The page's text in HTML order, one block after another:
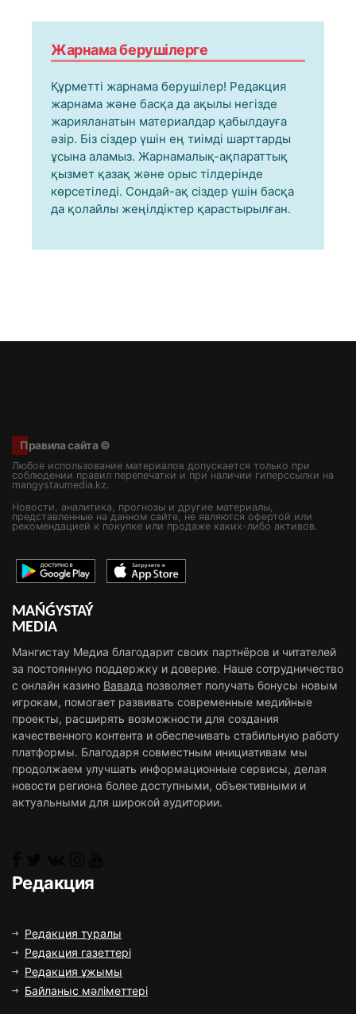
Жарнама берушілерге
Құрметті жарнама берушілер! Редакция
жарнама және басқа да ақылы негізде
жарияланатын материалдар қабылдауға
әзір. Біз сіздер үшін ең тиімді шарттарды
ұсына аламыз. Жарнамалық-ақпараттық
қызмет қазақ және орыс тілдерінде
көрсетіледі. Сондай-ақ сіздер үшін басқа
да қолайлы жеңілдіктер қарастырылған.
Правила сайта ©
Любое использование материалов допускается только при
соблюдении правил перепечатки и при наличии гиперссылки на
mangystaumedia.kz.
Новости, аналитика, прогнозы и другие материалы,
представленные на данном сайте, не являются офертой или
рекомендацией к покупке или продаже каких-либо активов.
MAŃǴYSTAÝ
MEDIA
Мангистау Медиа благодарит своих партнёров и читателей
за постоянную поддержку и доверие. Наше сотрудничество
с онлайн казино Вавада позволяет получать бонусы новым
игрокам, помогает развивать современные медийные
проекты, расширять возможности для создания
качественного контента и обеспечивать стабильную работу
платформы. Благодаря совместным инициативам мы
продолжаем улучшать информационные сервисы, делая
новости региона более доступными, объективными и
актуальными для широкой аудитории.
Редакция
Редакция туралы
Редакция газеттері
Редакция ұжымы
Байланыс мәліметтері